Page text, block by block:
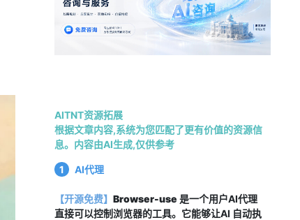
AITNT资源拓展
根据文章内容,系统为您匹配了更有价值的资源信
息。内容由AI生成,仅供参考
1 AI代理
【开源免费】 Browser-use 是一个用户AI代理
直接可以控制浏览器的工具。它能够让AI 自动执